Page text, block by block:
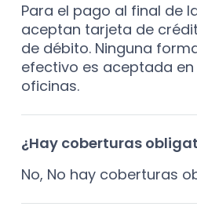
Para el pago al final de
aceptan tarjeta de
de débito. Ninguna
efectivo es aceptada
oficinas.
¿Hay coberturas
No, No hay coberturas